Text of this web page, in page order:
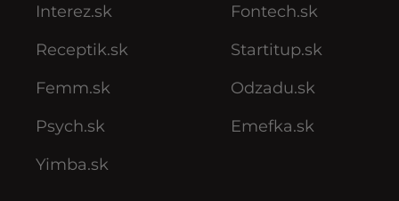
Interez.sk
Receptik.sk
Femm.sk
Psych.sk
Yimba.sk
Fontech.sk
Startitup.sk
Odzadu.sk
Emefka.sk